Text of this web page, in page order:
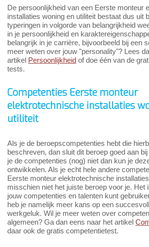
De persoonlijkheid van een Eerste monteur
installaties woning en utiliteit bestaat dus uit
typeringen in volgorde van belangrijkheid
in je persoonlijkheid en
belangrijk in je carrière, bijvoorbeeld bij een
meer weten over jouw "personality"? Lees
artikel Persoonlijkheid of doe één van de
tests.
Competenties Eerste monteur
elektrotechnische installaties
utiliteit
Als je de beroepscompetenties hebt die
beschreven, dan sluit dit beroep goed aan
je de competenties (nog) niet dan kun je
ontwikkelen. Als je echt hele andere
Eerste monteur elektrotechnische
misschien niet het juiste beroep voor je. Het
jouw competenties en talenten kunt
heb je namelijk meer kans op een
werkgeluk. Wil je meer weten over
algemeen? Ga dan eens naar het artikel
daar ook de gratis competentietest.